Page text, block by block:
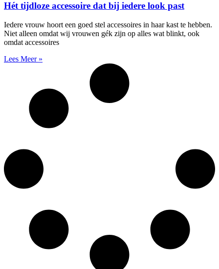
Hét tijdloze accessoire dat bij iedere look past
Iedere vrouw hoort een goed stel accessoires in haar kast te hebben.
Niet alleen omdat wij vrouwen gék zijn op alles wat blinkt, ook
omdat accessoires
Lees Meer »